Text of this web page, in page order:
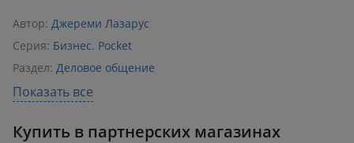
Автор: Джереми Лазарус
Серия: Бизнес. Pocket
Раздел: Деловое общение
Издательство:
Возрастное ограничение: 12+
Показать все
Купить в партнерских магазинах